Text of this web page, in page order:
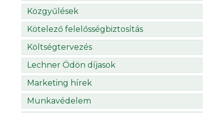
Közgyűlések
Kötelező felelősségbiztosítás
Költségtervezés
Lechner Ödön díjasok
Marketing hírek
Munkavédelem